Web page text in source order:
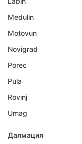
Medulin
Motovun
Novigrad
Porec
Pula
Rovinj
Umag
Далмация